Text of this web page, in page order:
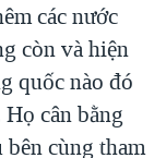
các nước
còn và hiện
quốc nào đó
cân bằng
cùng tham